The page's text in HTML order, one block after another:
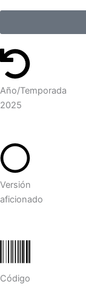
Año/Temporada
2025
Versión
aficionado
Código